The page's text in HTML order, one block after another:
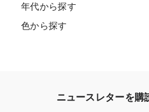
年代から探す
色から探す
ニュースレターを購